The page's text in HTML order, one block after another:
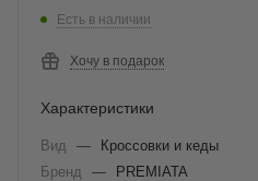
Есть в наличии
Хочу в подарок
Характеристики
Вид —
Кроссовки и кеды
Бренд
—
PREMIATA